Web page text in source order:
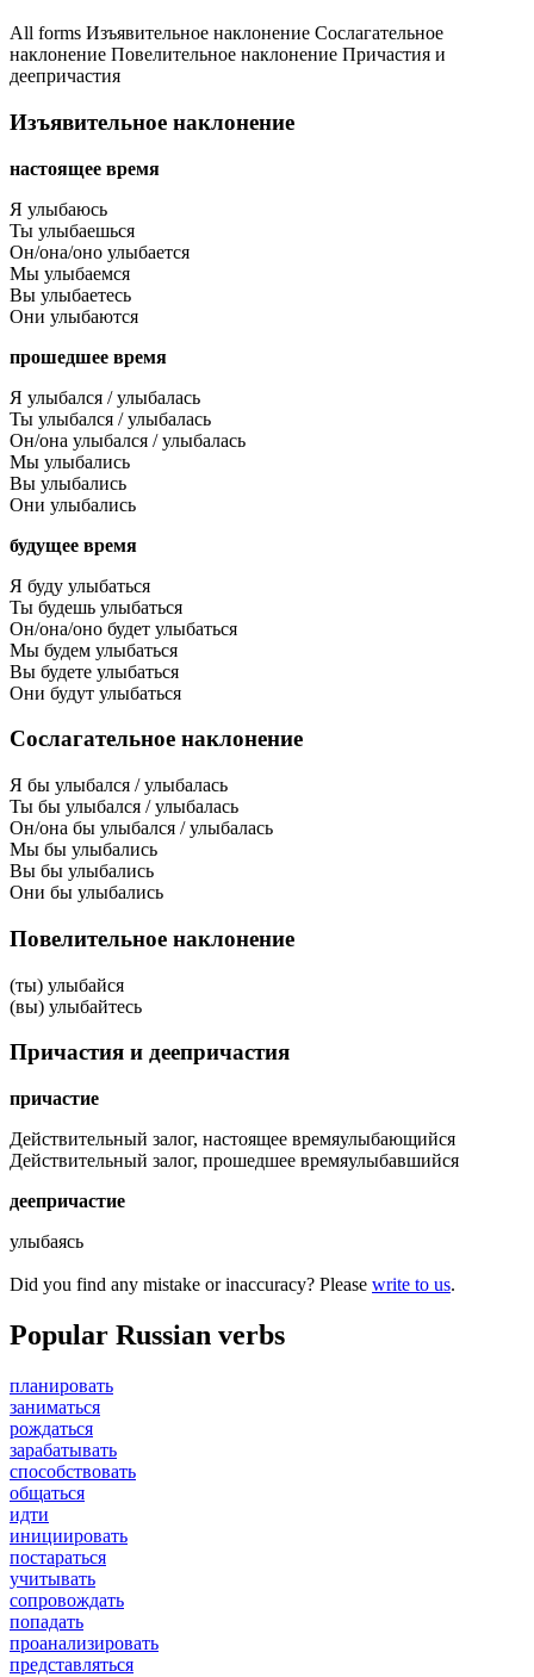
All forms Изъявительное наклонение Сослагательное
наклонение Повелительное наклонение Причастия и
деепричастия
Изъявительное наклонение
настоящее время
Я улыбаюсь
Ты улыбаешься
Он/она/оно улыбается
Мы улыбаемся
Вы улыбаетесь
Они улыбаются
прошедшее время
Я улыбался / улыбалась
Ты улыбался / улыбалась
Он/она улыбался / улыбалась
Мы улыбались
Вы улыбались
Они улыбались
будущее время
Я буду улыбаться
Ты будешь улыбаться
Он/она/оно будет улыбаться
Мы будем улыбаться
Вы будете улыбаться
Они будут улыбаться
Сослагательное наклонение
Я бы улыбался / улыбалась
Ты бы улыбался / улыбалась
Он/она бы улыбался / улыбалась
Мы бы улыбались
Вы бы улыбались
Они бы улыбались
Повелительное наклонение
(ты) улыбайся
(вы) улыбайтесь
Причастия и деепричастия
причастие
Действительный залог, настоящее времяулыбающийся
Действительный залог, прошедшее времяулыбавшийся
деепричастие
улыбаясь
Did you find any mistake or inaccuracy? Please write to us.
Popular Russian verbs
планировать
заниматься
рождаться
зарабатывать
способствовать
общаться
идти
инициировать
постараться
учитывать
сопровождать
попадать
проанализировать
представляться